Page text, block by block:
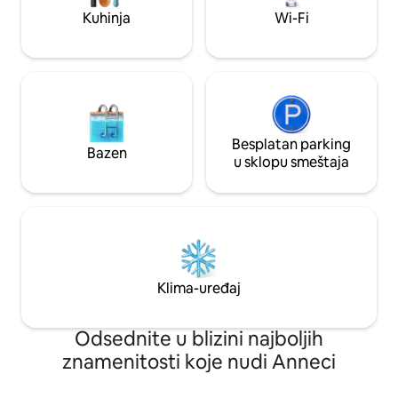
Kuhinja Wi-Fi
Bazen
Besplatan parking
u sklopu smeštaja
Klima-uređaj
Odsednite u blizini najboljih
znamenitosti koje nudi Anneci